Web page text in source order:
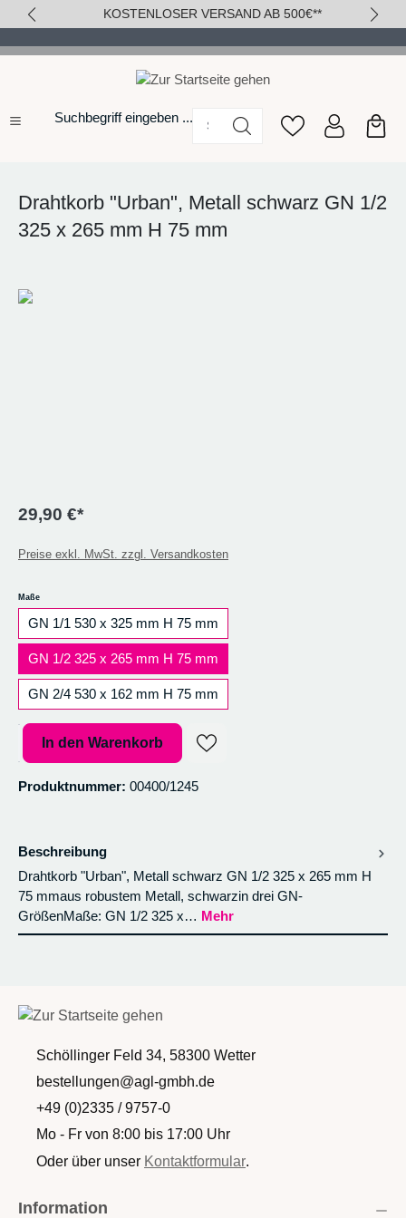
springen KOSTENLOSER VERSAND AB 500€**
Suchbegriff eingeben ...
Drahtkorb "Urban", Metall schwarz GN 1/2
325 x 265 mm H 75 mm
Bildergalerie überspringen
29,90 €*
Preise exkl. MwSt. zzgl. Versandkosten
Maßeauswählen
GN 1/1 530 x 325 mm H 75 mm
GN 1/2 325 x 265 mm H 75 mm
GN 2/4 530 x 162 mm H 75 mm
Produkt Anzahl: Gib den gewünschten Wert ein oder benutze die
In den Warenkorb
Produktnummer: 00400/1245
Beschreibung
Drahtkorb "Urban", Metall schwarz GN 1/2 325 x 265 mm H
75 mmaus robustem Metall, schwarzin drei GN-
GrößenMaße: GN 1/2 325 x… Mehr
Schöllinger Feld 34, 58300 Wetter
bestellungen@agl-gmbh.de
+49 (0)2335 / 9757-0
Mo - Fr von 8:00 bis 17:00 Uhr
Oder über unser Kontaktformular.
Information